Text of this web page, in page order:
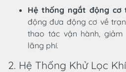
Hệ thống ngắt động cơ
động đưa động cơ về
thao tác vận hành,
lãng phí.
2. Hệ Thống Khử Lọc